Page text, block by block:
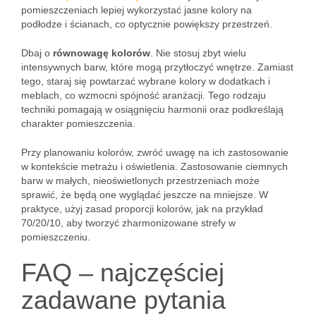
pomieszczeniach lepiej wykorzystać jasne kolory na
podłodze i ścianach, co optycznie powiększy przestrzeń.
Dbaj o równowagę kolorów . Nie stosuj zbyt wielu
intensywnych barw, które mogą przytłoczyć wnętrze. Zamiast
tego, staraj się powtarzać wybrane kolory w dodatkach i
meblach, co wzmocni spójność aranżacji. Tego rodzaju
techniki pomagają w osiągnięciu harmonii oraz podkreślają
charakter pomieszczenia.
Przy planowaniu kolorów, zwróć uwagę na ich zastosowanie
w kontekście metrażu i oświetlenia. Zastosowanie ciemnych
barw w małych, nieoświetlonych przestrzeniach może
sprawić, że będą one wyglądać jeszcze na mniejsze. W
praktyce, użyj zasad proporcji kolorów, jak na przykład
70/20/10, aby tworzyć zharmonizowane strefy w
pomieszczeniu.
FAQ – najczęściej
zadawane pytania